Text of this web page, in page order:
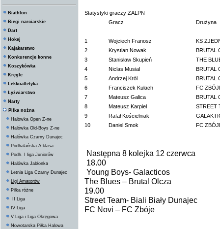
Biathlon
Biegi narciarskie
Dart
Hokej
Kajakarstwo
Konkurencje konne
Koszykówka
Kręgle
Lekkoatletyka
Łyżwiarstwo
Narty
Piłka nożna
Halówka Open Z-ne
Halówka Old-Boys Z-ne
Halówka Czarny Dunajec
Podhalańska A klasa
Podh. I liga Juniorów
Halówka Jabłonka
Letnia Liga Czarny Dunajec
Ligi Amatorów
Piłka różne
II Liga
IV Liga
V Liga i Liga Okręgowa
Nowotarska Piłka Halowa
Statystyki graczy ZALPN
Gracz
Drużyna
1 Wojciech Franosz
KS
2
Krystian Nowak
BRUTAL
3
Stanisław Skupień
THE
4
Niclas Musial
BRUTAL
5
Andrzej Król
BRUTAL
6
Franciszek Kułach
FC
7
Mateusz Galica
BRUTAL
8
Mateusz Karpiel
STREET
9
Rafał Kościelniak
10
Daniel Smok FC
Następna 8 kolejka 12 czerwca
18.00
Young Boys- Galacticos
The Blues – Brutal Olcza
19.00
Street Team- Biali Biały Dunajec
FC Novi – FC Zbóje